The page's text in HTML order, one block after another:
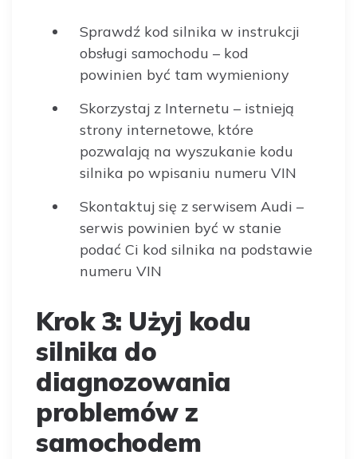
Sprawdź kod silnika w instrukcji
obsługi samochodu – kod
powinien być tam wymieniony
Skorzystaj z Internetu – istnieją
strony internetowe, które
pozwalają na wyszukanie kodu
silnika po wpisaniu numeru VIN
Skontaktuj się z serwisem Audi –
serwis powinien być w stanie
podać Ci kod silnika na podstawie
numeru VIN
Krok 3: Użyj kodu
silnika do
diagnozowania
problemów z
samochodem